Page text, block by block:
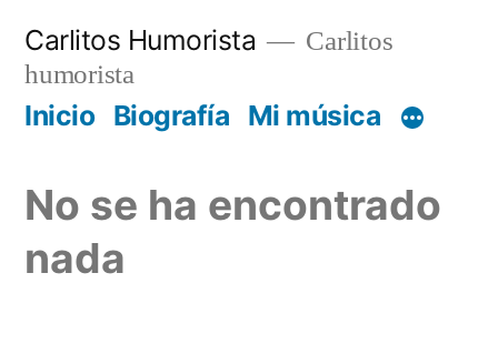
contenido
Carlitos Humorista
Carlitos
humorista
Inicio Biografía Mi música
No se ha encontrado
nada